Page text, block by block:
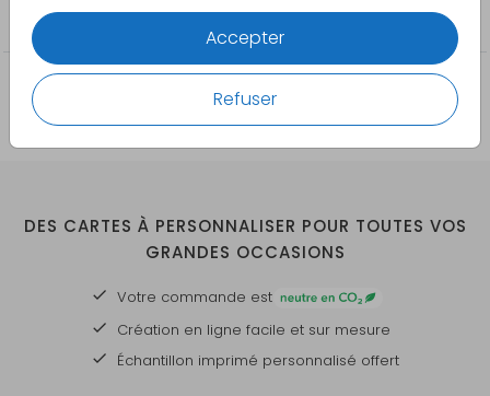
Accepter
Refuser
Anniversaire
DES CARTES À PERSONNALISER POUR TOUTES VOS
GRANDES OCCASIONS
Votre commande est
Création en ligne facile et sur mesure
Échantillon imprimé personnalisé offert